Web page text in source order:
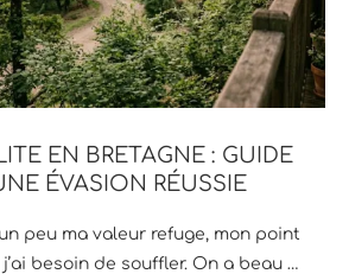
EN BRETAGNE : GUIDE
ÉVASION RÉUSSIE
peu ma valeur refuge, mon point
besoin de souffler. On a beau …